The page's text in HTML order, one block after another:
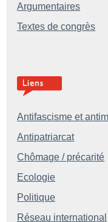
Argumentaires
Textes de congrès
Antifascisme et
Antipatriarcat
Chômage / précarité
Ecologie
Politique
Réseau international